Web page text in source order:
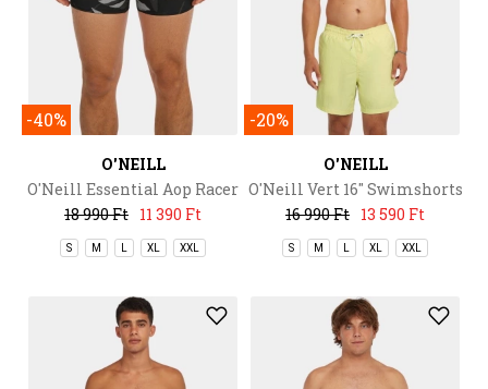
-40%
O'NEILL
O'Neill Essential Aop Racer
18 990 Ft 11 390 Ft
S M L XL XXL
-20%
O'NEILL
O'Neill Vert 16'' Swimshorts
16 990 Ft 13 590 Ft
S M L XL XXL